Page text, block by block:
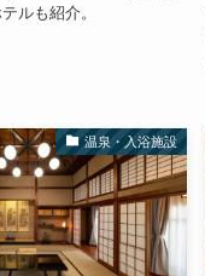
ルも紹介。
温泉・入浴施設